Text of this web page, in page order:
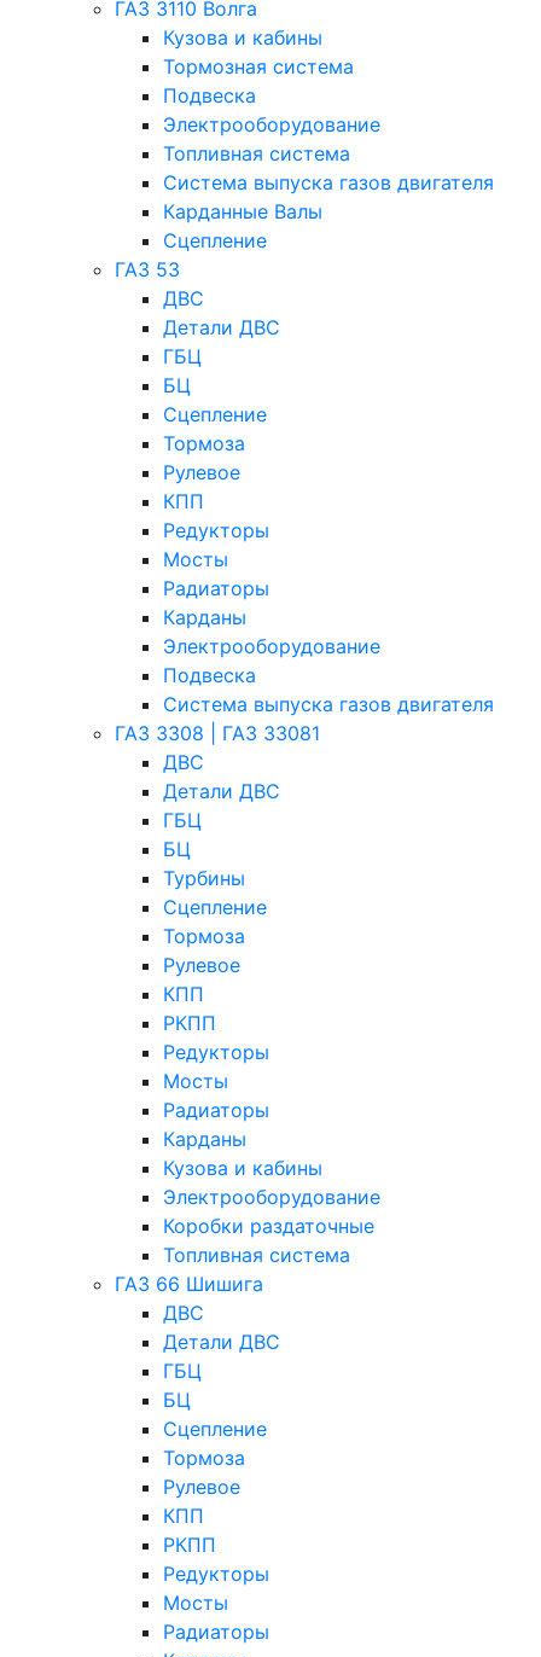
ГАЗ 3110 Волга
Кузова и кабины
Тормозная система
Подвеска
Электрооборудование
Топливная система
Система выпуска газов двигателя
Карданные Валы
Сцепление
ГАЗ 53
ДВС
Детали ДВС
ГБЦ
БЦ
Сцепление
Тормоза
Рулевое
КПП
Редукторы
Мосты
Радиаторы
Карданы
Электрооборудование
Подвеска
Система выпуска газов двигателя
ГАЗ 3308 | ГАЗ 33081
ДВС
Детали ДВС
ГБЦ
БЦ
Турбины
Сцепление
Тормоза
Рулевое
КПП
РКПП
Редукторы
Мосты
Радиаторы
Карданы
Кузова и кабины
Электрооборудование
Коробки раздаточные
Топливная система
ГАЗ 66 Шишига
ДВС
Детали ДВС
ГБЦ
БЦ
Сцепление
Тормоза
Рулевое
КПП
РКПП
Редукторы
Мосты
Радиаторы